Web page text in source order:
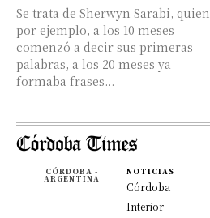
Se trata de Sherwyn Sarabi, quien
por ejemplo, a los 10 meses
comenzó a decir sus primeras
palabras, a los 20 meses ya
formaba frases...
CÓRDOBA -
ARGENTINA
NOTICIAS
Córdoba
Interior